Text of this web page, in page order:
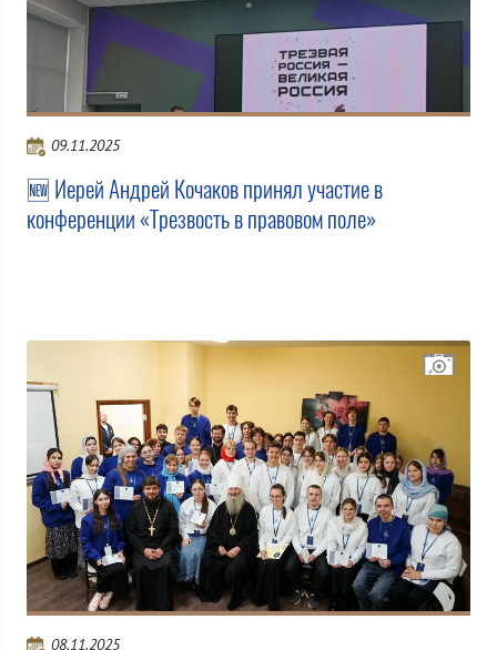
09.11.2025
🆕 Иерей Андрей Кочаков принял участие в
конференции «Трезвость в правовом поле»
08.11.2025